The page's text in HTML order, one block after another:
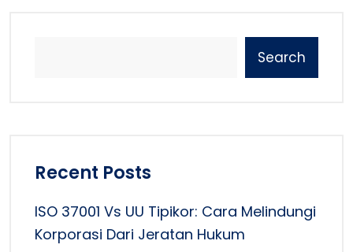
Search
Recent Posts
ISO 37001 Vs UU Tipikor: Cara Melindungi
Korporasi Dari Jeratan Hukum